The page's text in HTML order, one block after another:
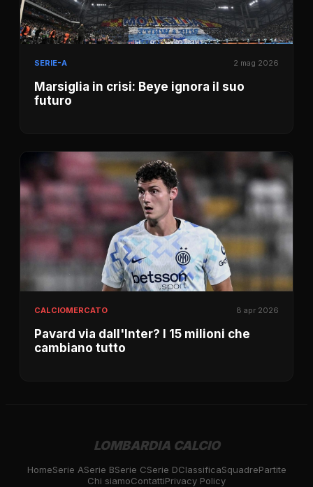
SERIE-A 2 mag 2026
Marsiglia in crisi: Beye ignora il suo
futuro
CALCIOMERCATO 8 apr 2026
Pavard via dall'Inter? I 15 milioni che
cambiano tutto
LOMBARDIA CALCIO
HomeSerie ASerie BSerie CSerie DClassificaSquadrePartite
Chi siamoContattiPrivacy Policy